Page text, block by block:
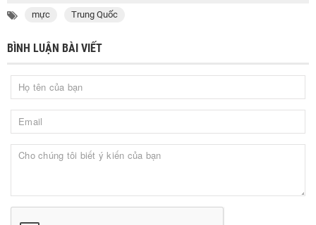
mực Trung Quốc
BÌNH LUẬN BÀI VIẾT